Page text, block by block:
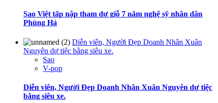
Sao Việt tấp nập tham dự giỗ 7 năm nghệ sỹ nhân dân
Phùng Há
Diễn viên, Người Đẹp Doanh Nhân Xuân
Nguyên dự tiệc bằng siêu xe.
Sao
V-pop
Diễn viên, Người Đẹp Doanh Nhân Xuân Nguyên dự tiệc
bằng siêu xe.